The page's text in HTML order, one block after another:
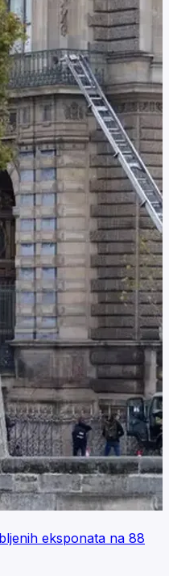
eksponata na 88